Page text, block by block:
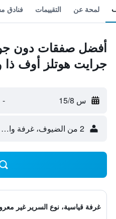
لمحة عن التقييمات فنادق
أفضل صفقات دون
جرايت هوتلز أوف ذا
س 15/8 -
2 من الضيوف، غرفة واحدة
غرفة قياسية، نوع السرير غير